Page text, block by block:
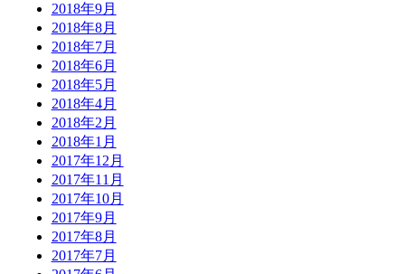
2018年9月
2018年8月
2018年7月
2018年6月
2018年5月
2018年4月
2018年2月
2018年1月
2017年12月
2017年11月
2017年10月
2017年9月
2017年8月
2017年7月